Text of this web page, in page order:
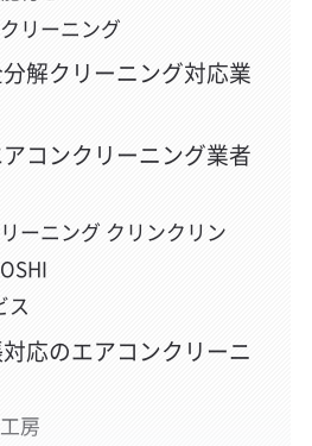
リーニング
解クリーニング対応業
コンクリーニング業者
ーニング クリンクリン
ス
応のエアコンクリーニ
房